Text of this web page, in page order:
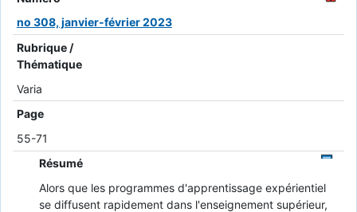
no 308, janvier-février 2023
Rubrique /
Thématique
Varia
Page
55-71
Résumé
Alors que les programmes d'apprentissage expérientiel
se diffusent rapidement dans l'enseignement supérieur,